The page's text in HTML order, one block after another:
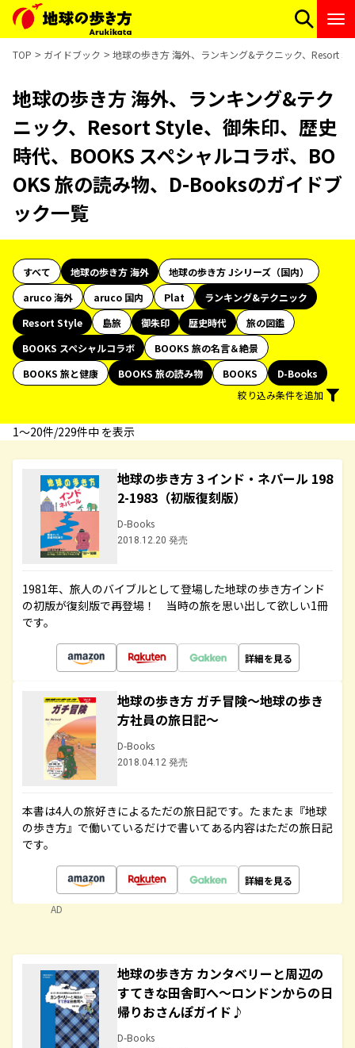
TOP ガイドブック 地球の歩き方 海外、ランキング&テクニック、Resort
地球の歩き方 海外、ランキング&テク
ニック、Resort Style、御朱印、歴史
時代、BOOKS スペシャルコラボ、BO
OKS 旅の読み物、D-Booksのガイドブ
ック一覧
すべて 地球の歩き方 海外
地球の歩き方 Jシリーズ（国内）
aruco 海外
aruco 国内 Plat
ランキング&テクニック
Resort Style
島旅 御朱印 歴史時代
旅の図鑑
BOOKS スペシャルコラボ
BOOKS 旅の名言＆絶景
BOOKS 旅と健康
BOOKS 旅の読み物 BOOKS
D-Books
絞り込み条件を追加
1〜20件/229件中 を表示
地球の歩き方 3 インド・ネパール 198
2-1983（初版復刻版）
D-Books
2018.12.20 発売
1981年、旅人のバイブルとして登場した地球の歩き方インド
の初版が復刻版で再登場！ 当時の旅を思い出して欲しい1冊
です。
詳細を見る
地球の歩き方 ガチ冒険～地球の歩き
方社員の旅日記～
D-Books
2018.04.12 発売
本書は4人の旅好きによるただの旅日記です。たまたま『地球
の歩き方』で働いているだけで書いてある内容はただの旅日記
です。
詳細を見る
AD
地球の歩き方 カンタベリーと周辺の
すてきな田舎町へ～ロンドンからの日
帰りおさんぽガイド♪
D-Books